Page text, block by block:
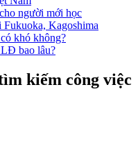
người mới học
Fukuoka, Kagoshima
khó không?
bao lâu?
kiếm công việc